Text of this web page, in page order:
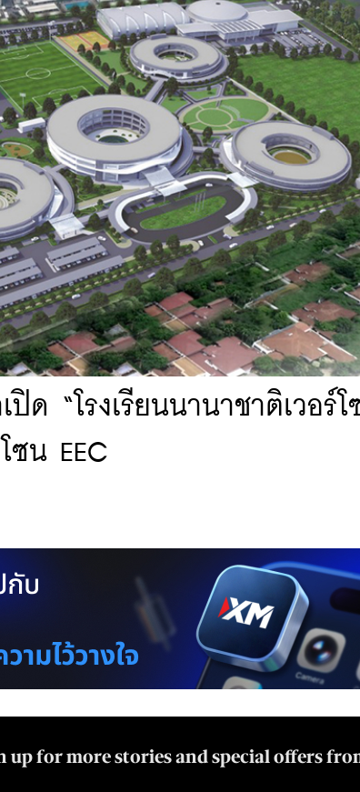
ด “โรงเรียนนานาชาติเวอร์
ซน EEC
up for more stories and special offers